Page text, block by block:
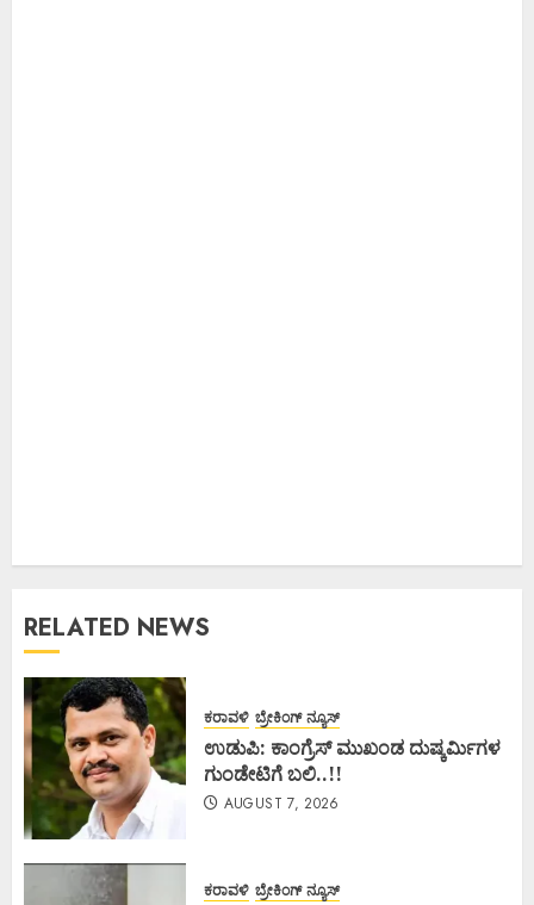
RELATED NEWS
ಕರಾವಳಿ ಬ್ರೇಕಿಂಗ್ ನ್ಯೂಸ್
ಉಡುಪಿ: ಕಾಂಗ್ರೆಸ್ ಮುಖಂಡ ದುಷ್ಕರ್ಮಿಗಳ
ಗುಂಡೇಟಿಗೆ ಬಲಿ..!!
AUGUST 7, 2026
ಕರಾವಳಿ ಬ್ರೇಕಿಂಗ್ ನ್ಯೂಸ್